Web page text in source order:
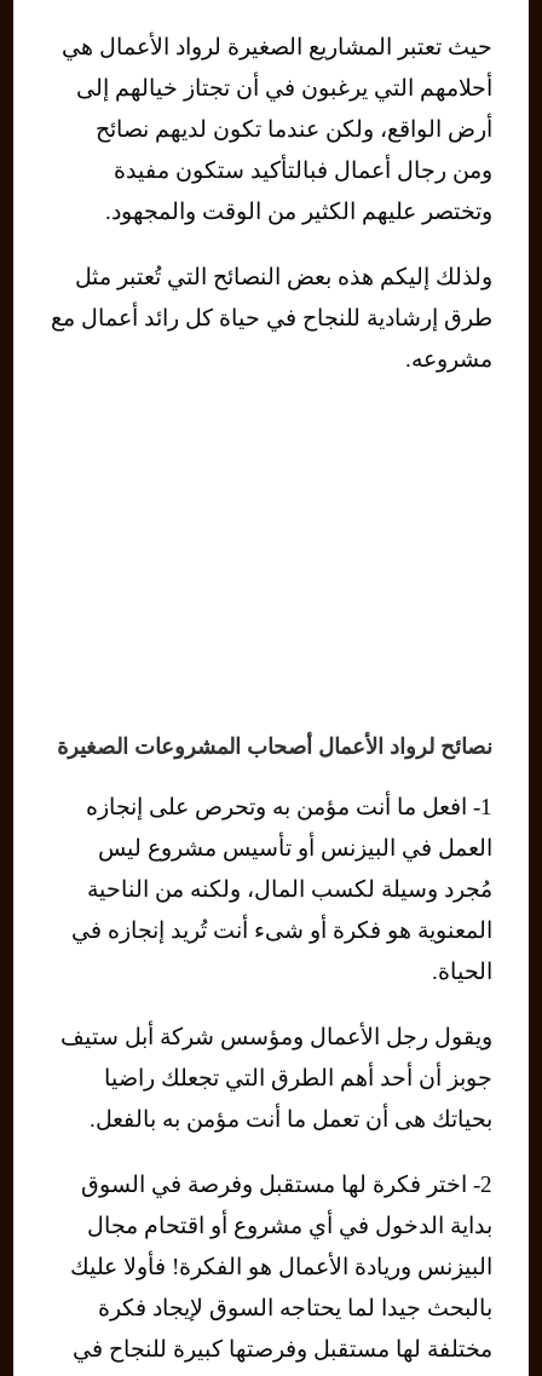
حيث تعتبر المشاريع الصغيرة لرواد الأعمال هي
أحلامهم التي يرغبون في أن تجتاز خيالهم إلى
أرض الواقع، ولكن عندما تكون لديهم نصائح
ومن رجال أعمال فبالتأكيد ستكون مفيدة
وتختصر عليهم الكثير من الوقت والمجهود.
ولذلك إليكم هذه بعض النصائح التي تُعتبر مثل
طرق إرشادية للنجاح في حياة كل رائد أعمال مع
مشروعه.
نصائح لرواد الأعمال أصحاب المشروعات الصغيرة
1- افعل ما أنت مؤمن به وتحرص على إنجازه
العمل في البيزنس أو تأسيس مشروع ليس
مُجرد وسيلة لكسب المال، ولكنه من الناحية
المعنوية هو فكرة أو شىء أنت تُريد إنجازه في
الحياة.
ويقول رجل الأعمال ومؤسس شركة أبل ستيف
جوبز أن أحد أهم الطرق التي تجعلك راضيا
بحياتك هى أن تعمل ما أنت مؤمن به بالفعل.
2- اختر فكرة لها مستقبل وفرصة في السوق
بداية الدخول في أي مشروع أو اقتحام مجال
البيزنس وريادة الأعمال هو الفكرة! فأولا عليك
بالبحث جيدا لما يحتاجه السوق لإيجاد فكرة
مختلفة لها مستقبل وفرصتها كبيرة للنجاح في